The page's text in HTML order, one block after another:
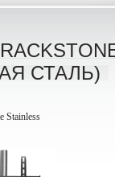
СТАЛЬ)
Stainless